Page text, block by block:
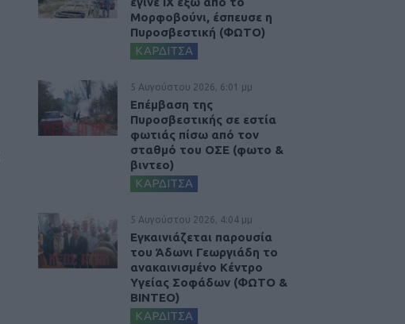
Μορφοβούνι, έσπευσε η
Πυροσβεστική (ΦΩΤΟ)
ΚΑΡΔΙΤΣΑ
5 Αυγούστου 2026, 6:01 μμ
Επέμβαση της
Πυροσβεστικής σε εστία
φωτιάς πίσω από τον
σταθμό του ΟΣΕ (φωτο &
βιντεο)
ΚΑΡΔΙΤΣΑ
5 Αυγούστου 2026, 4:04 μμ
Εγκαινιάζεται παρουσία
του Άδωνι Γεωργιάδη το
ανακαινισμένο Κέντρο
Υγείας Σοφάδων (ΦΩΤΟ &
ΒΙΝΤΕΟ)
ΚΑΡΔΙΤΣΑ